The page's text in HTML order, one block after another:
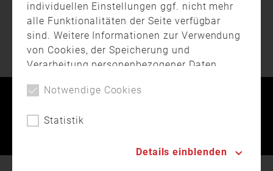
Nach einem Brand am
Samstagabend ist ein
Einfamilienhaus in
Am Sonntag (16. Oktober)
hat ein Großbrand in
Straubing rund eine
WEITERE BEITRÄGE
individuellen Einstellungen ggf. nicht mehr
alle Funktionalitäten der Seite verfügbar
sind. Weitere Informationen zur Verwendung
von Cookies, der Speicherung und
Verarbeitung personenbezogener Daten
Notwendige Cookies
Statistik
Details einblenden